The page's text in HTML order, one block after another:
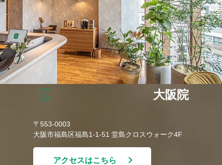
大阪院
〒553-0003
大阪市福島区福島1-1-51 堂島クロスウォーク4F
アクセスはこちら